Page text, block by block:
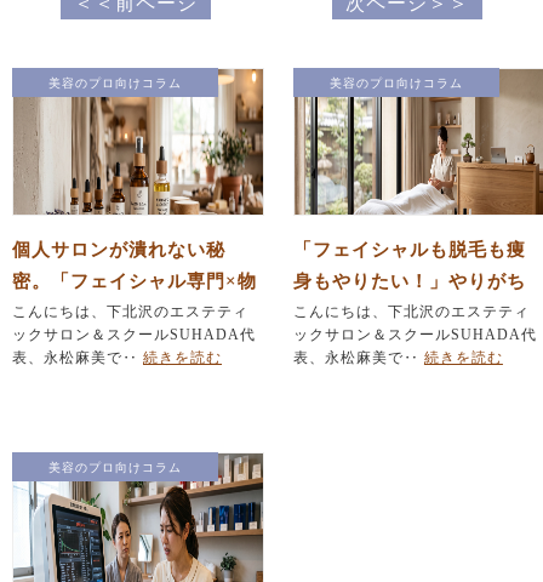
美容のプロ向けコラム
個人サロンが潰れない秘
密。「フェイシャル専門×物
販」で作る安定経営の仕組
み
こんにちは、下北沢のエステティ
ックサロン＆スクールSUHADA代
表、永松麻美で‥ 続きを読む
美容のプロ向けコラム
「フェイシャルも脱毛も痩
身もやりたい！」やりがち
なメニュー詰め込みを防ぐ
『引き算』の法則
こんにちは、下北沢のエステティ
ックサロン＆スクールSUHADA代
表、永松麻美で‥ 続きを読む
美容のプロ向けコラム